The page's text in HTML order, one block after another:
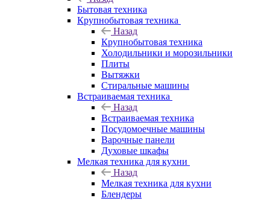
Бытовая техника
Крупнобытовая техника
Назад
Крупнобытовая техника
Холодильники и морозильники
Плиты
Вытяжки
Стиральные машины
Встраиваемая техника
Назад
Встраиваемая техника
Посудомоечные машины
Варочные панели
Духовые шкафы
Мелкая техника для кухни
Назад
Мелкая техника для кухни
Блендеры